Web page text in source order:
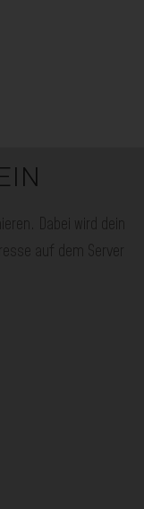
Dabei wird dein
auf dem Server